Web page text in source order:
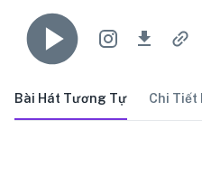
Bài Hát Tương Tự Chi Tiết